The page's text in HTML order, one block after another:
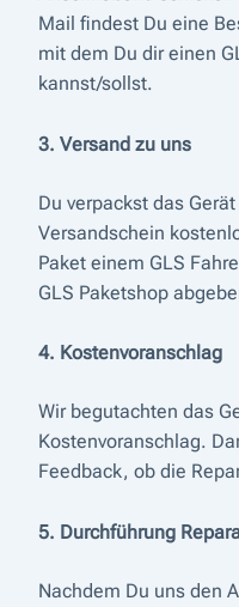
Mail findest Du eine
mit dem Du dir einen
kannst/sollst.
3. Versand zu uns
Du verpackst das
Versandschein
Paket einem GLS
GLS Paketshop
4. Kostenvoranschlag
Wir begutachten das
Kostenvoranschlag.
Feedback, ob die
5. Durchführung
Nachdem Du uns den